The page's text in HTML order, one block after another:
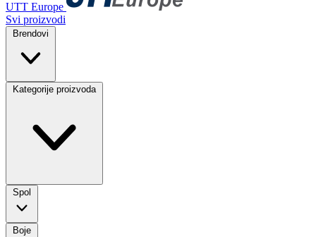
UTT Europe
Svi proizvodi
Brendovi
Kategorije proizvoda
Spol
Boje